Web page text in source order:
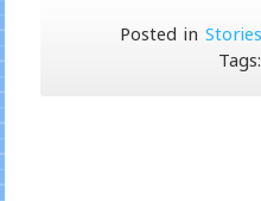
Posted in Stories